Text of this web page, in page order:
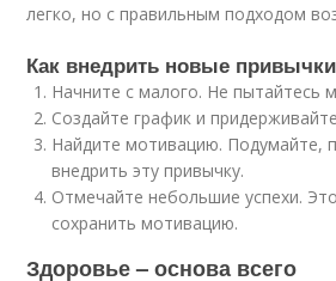
легко, но с правильным подходом
Как внедрить новые
Начните с малого. Не пытайтесь
Создайте график и
Найдите мотивацию. Подумайте,
внедрить эту привычку.
Отмечайте небольшие успехи.
сохранить мотивацию.
Здоровье – основа всего